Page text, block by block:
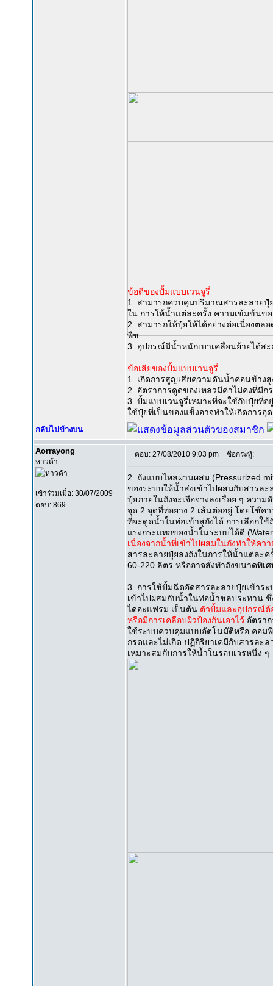
ข้อดีของปั้มแบบเวนจูรี่
1. สามารถควบคุมปริมาณสารละลายปุ๋
ใน การให้น้ำแต่ละครั้ง ความเข้มข้นข
2. สามารถให้ปุ๋ยให้ได้อย่างต่อเนื่องต
พืช
3. อุปกรณ์มีน้ำหนักเบาเคลื่อนย้ายได้ส
ข้อเสียของปั้มแบบเวนจูรี่
1. เกิดการสูญเสียความดันน้ำค่อนข้างสู
2. อัตราการดูดของเหลวมีค่าไม่คงที่มี
3. ปั้มแบบเวนจูรี่เหมาะที่จะใช้กับปุ๋ยที่
ใช้ปุ๋ยที่เป็นของแข็งอาจทำให้เกิดการอุ
กลับไปข้างบน
Aorrayong
หาวด้า
เข้าร่วมเมื่อ: 30/07/2009
ตอบ: 869
ตอบ: 27/08/2010 9:03 pm ชื่อกระทู้:
2. ถังแบบไหลผ่านผสม (Pressurized
ของระบบให้น้ำส่งเข้าไปผสมกับสารล
ปุ๋ยภายในถังจะเจือจางลงเรื่อย ๆ ควา
จุด 2 จุดที่ท่อยาง 2 เส้นต่ออยู่ โดยโช๊ค
ที่จะดูดน้ำในท่อเข้าสู่ถังได้ การเลือกใ
แรงกระแทกของน้ำในระบบได้ดี
เนื่องจากน้ำที่เข้าไปผสมในถังทำให้ค
สารละลายปุ๋ยลงถังในการให้น้ำแต่ละ
60-220 ลิตร หรืออาจสั่งทำถังขนาดพิ
3. การใช้ปั้มฉีดอัดสารละลายปุ๋ยเข้าร
เข้าไปผสมกับน้ำในท่อน้ำชลประทาน
ไดอะแฟรม เป็นต้น ตัวปั้มและอุปกรณ์ต้
หรือมีการเคลือบผิวป้องกันเอาไว้ อัตรา
ใช้ระบบควบคุมแบบอัตโนมัติหรือ คอม
กรดและไม่เกิด ปฏิกิริยาเคมีกับสารละ
เหมาะสมกับการให้น้ำในรอบเวรหนึ่ง ๆ